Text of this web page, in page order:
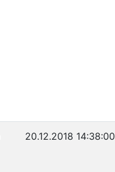
20.12.2018 14:38:00